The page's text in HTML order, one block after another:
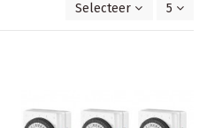
Selecteer 5